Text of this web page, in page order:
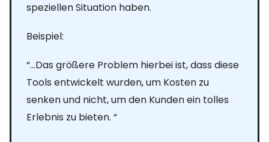
speziellen Situation haben.
Beispiel:
“…Das größere Problem hierbei ist, dass diese
Tools entwickelt wurden, um Kosten zu
senken und nicht, um den Kunden ein tolles
Erlebnis zu bieten. “